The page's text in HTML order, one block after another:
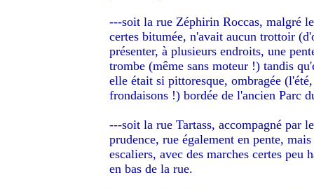
---soit la rue Zéphirin Roccas, malgré
certes bitumée, n'avait aucun trottoir
présenter, à plusieurs endroits, une
trombe (même sans moteur !) tandis
elle était si pittoresque, ombragée
frondaisons !) bordée de l'ancien Parc
---soit la rue Tartass, accompagné par
prudence, rue également en pente,
escaliers, avec des marches certes peu
en bas de la rue.